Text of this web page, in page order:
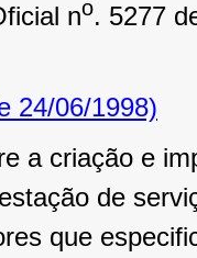
no. 5277
24/06/1998)
a criação e
de
que